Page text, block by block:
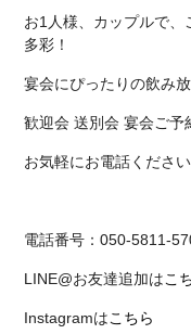
お1人様、カップルで
多彩！
宴会にぴったりの飲み
歓迎会 送別会 宴会ご予
お気軽にお電話ください
電話番号：050-5811-
LINE@お友達追加はこ
Instagramはこちら